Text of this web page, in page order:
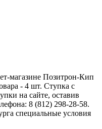
магазине Позитрон-Кип
- 4 шт. Ступка с
на сайте, оставив
8 (812) 298-28-58.
специальные условия